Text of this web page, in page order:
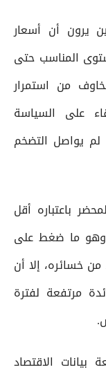
يرون أن أسعار
المناسب حتى
من استمرار
على السياسة
لم يواصل التضخم
باعتباره أقل
وهو ما ضغط على
خسائره، إلا أن
مرتفعة لفترة
الاقتصاد